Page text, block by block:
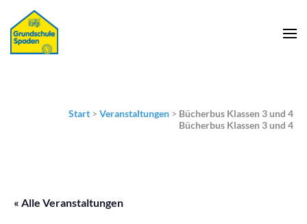
Start > Veranstaltungen > Bücherbus Klassen 3 und 4
Bücherbus Klassen 3 und 4
« Alle Veranstaltungen